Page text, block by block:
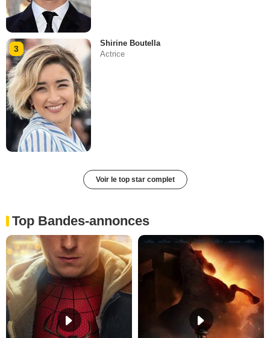
3
Shirine Boutella
Actrice
Voir le top star complet
Top Bandes-annonces